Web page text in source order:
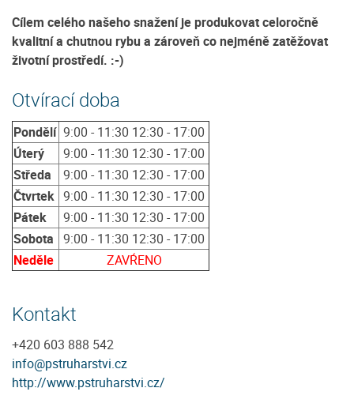
Cílem celého našeho snažení je produkovat celoročně
kvalitní a chutnou rybu a zároveň co nejméně zatěžovat
životní prostředí. :-)
Otvírací doba
Pondělí 9:00 - 11:30 12:30 - 17:00
Úterý
9:00 - 11:30 12:30 - 17:00
Středa
9:00 - 11:30 12:30 - 17:00
Čtvrtek 9:00 - 11:30 12:30 - 17:00
Pátek
9:00 - 11:30 12:30 - 17:00
Sobota 9:00 - 11:30 12:30 - 17:00
Neděle
ZAVŔENO
Kontakt
+420 603 888 542
info@pstruharstvi.cz
http://www.pstruharstvi.cz/